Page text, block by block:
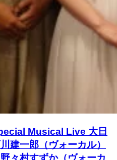
Musical Live 大日
建一郎（ヴォーカル）
々村すずか（ヴォーカ